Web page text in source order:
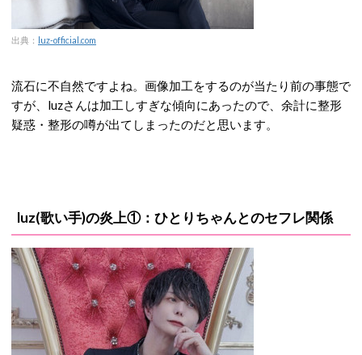
出典： luz-official.com
流石に不自然ですよね。画像加工をするのが当たり前の事態で
すが、luzさんは加工しすぎな傾向にあったので、余計に整形
疑惑・整形の噂が出てしまったのだと思います。
luz(歌い手)の炎上①：ひとりちゃんとのセフレ関係